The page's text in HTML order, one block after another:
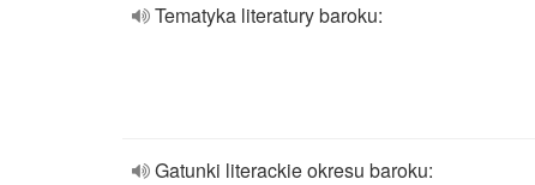
Tematyka literatury baroku:
Gatunki literackie okresu baroku: